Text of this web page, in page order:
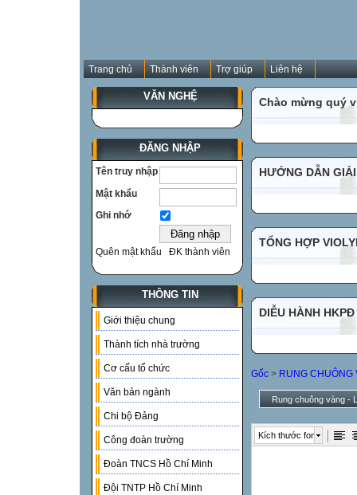
Trang chủ Thành viên Trợ giúp Liên hệ
VĂN NGHỆ
ĐĂNG NHẬP
Tên truy nhập
Mật khẩu
Ghi nhớ
Quên mật khẩu ĐK thành viên
THÔNG TIN
Giới thiệu chung
Thành tích nhà trường
Cơ cấu tổ chức
Văn bản ngành
Chi bộ Đảng
Công đoàn trường
Đoàn TNCS Hồ Chí Minh
Đội TNTP Hồ Chí Minh
Chào mừng quý
HƯỚNG DẪN
TỔNG HỢP
DIỄU HÀNH HKPĐ
Gốc > RUNG CHUÔNG
Rung chuông vàng -
Kích thước font